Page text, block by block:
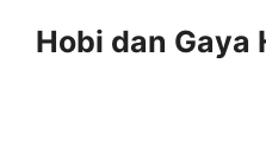
Hobi dan Gaya